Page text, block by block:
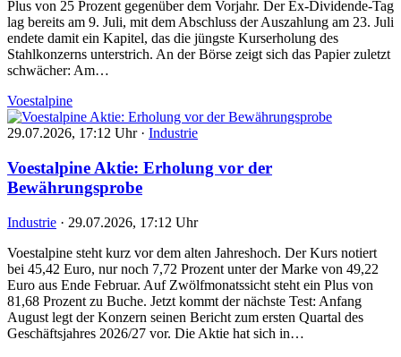
Plus von 25 Prozent gegenüber dem Vorjahr. Der Ex-Dividende-Tag
lag bereits am 9. Juli, mit dem Abschluss der Auszahlung am 23. Juli
endete damit ein Kapitel, das die jüngste Kurserholung des
Stahlkonzerns unterstrich. An der Börse zeigt sich das Papier zuletzt
schwächer: Am…
Voestalpine
29.07.2026, 17:12 Uhr · Industrie
Voestalpine Aktie: Erholung vor der
Bewährungsprobe
Industrie · 29.07.2026, 17:12 Uhr
Voestalpine steht kurz vor dem alten Jahreshoch. Der Kurs notiert
bei 45,42 Euro, nur noch 7,72 Prozent unter der Marke von 49,22
Euro aus Ende Februar. Auf Zwölfmonatssicht steht ein Plus von
81,68 Prozent zu Buche. Jetzt kommt der nächste Test: Anfang
August legt der Konzern seinen Bericht zum ersten Quartal des
Geschäftsjahres 2026/27 vor. Die Aktie hat sich in…